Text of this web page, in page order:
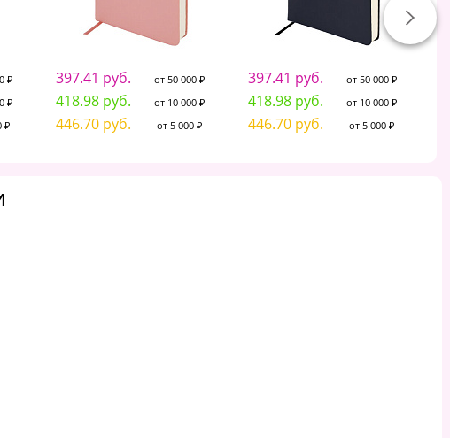
₽
₽
₽
397.41 руб. от 50 000 ₽
418.98 руб. от 10 000 ₽
446.70 руб. от 5 000 ₽
397.41 руб. от 50 000 ₽
418.98 руб. от 10 000 ₽
446.70 руб. от 5 000 ₽